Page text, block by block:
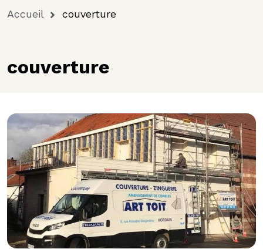
Fil d'Ariane
Accueil couverture
couverture